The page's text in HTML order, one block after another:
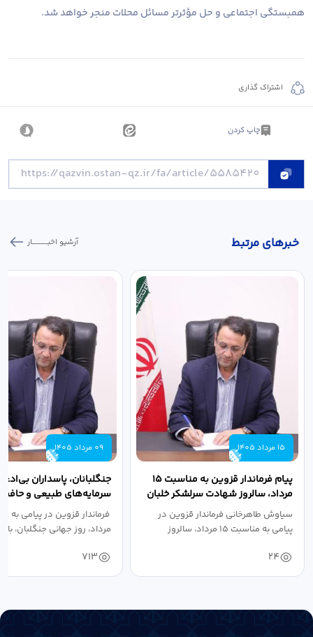
همبستگی اجتماعی و حل مؤثرتر مسائل محلات منجر خواهد شد.
اشتراک گذاری
چاپ کردن
خبر‌های مرتبط آرشیو اخبـــــــــــار
15 مرداد 1405
پیام فرماندار قزوین به مناسبت ۱۵
مرداد، سالروز شهادت سرلشکر خلبان
شهید عباس...
سیاوش طاهرخانی فرماندار قزوین در
پیامی به مناسبت ۱۵ مرداد، سالروز
24
09 مرداد 1405
جنگلبانان، پاسداران
سرمایه‌های طبیعی و
سرزمین هستند
مرداد، روز جهانی جنگلبان، با...
713